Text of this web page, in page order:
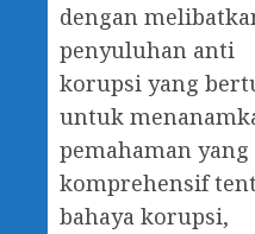
dengan
penyuluhan anti
korupsi yang
untuk
pemahaman yang
komprehensif
bahaya korupsi,